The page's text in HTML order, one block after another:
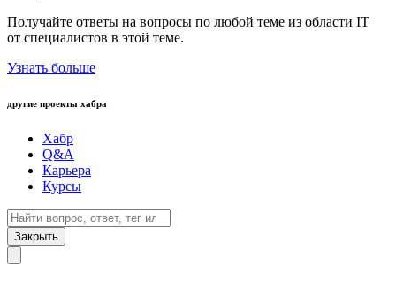
Получайте ответы на вопросы по любой теме из области IT
от специалистов в этой теме.
Узнать больше
другие проекты хабра
Хабр
Q&A
Карьера
Курсы
Закрыть